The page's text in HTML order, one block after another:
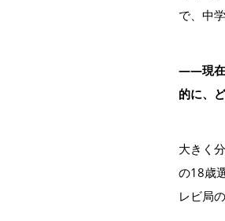
で、中
――現在
的に、
大きく
の18歳
レビ局